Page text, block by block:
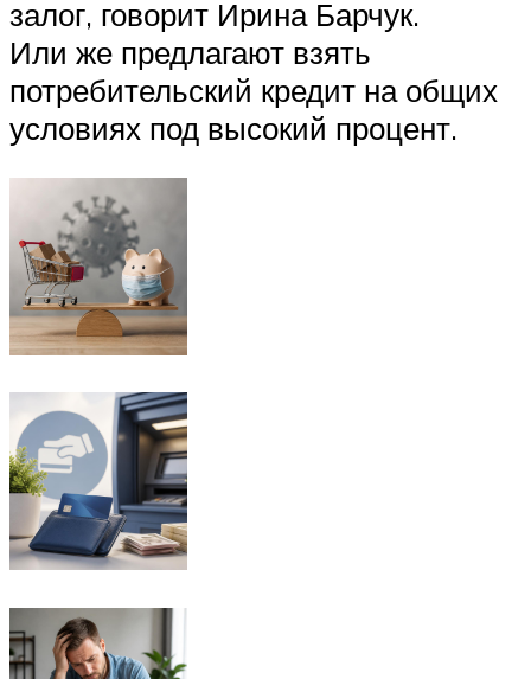
залог, говорит Ирина Барчук.
Или же предлагают взять
потребительский кредит на общих
условиях под высокий процент.